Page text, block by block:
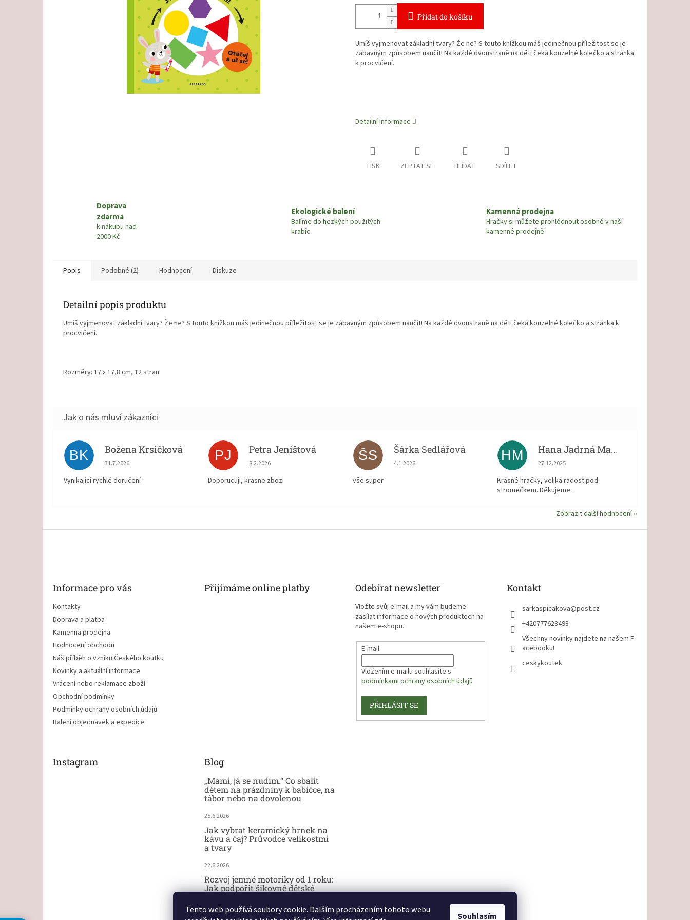
Tento web používá soubory cookie. Dalším procházením tohoto webu
Souhlasím
Přidat do košíku
Umíš vyjmenovat základní tvary? Že ne? S touto knížkou máš jedinečnou příležitost se je
zábavným způsobem naučit! Na každé dvoustraně na děti čeká kouzelné kolečko a stránka
k procvičení.
Detailní informace
TISK ZEPTAT SE HLÍDAT SDÍLET
Doprava
zdarma
k nákupu nad
2000 Kč
Ekologické balení
Balíme do hezkých použitých
krabic.
Kamenná prodejna
Hračky si můžete prohlédnout osobně v naší
kamenné prodejně
Popis Podobné (2) Hodnocení Diskuze
Detailní popis produktu
Umíš vyjmenovat základní tvary? Že ne? S touto knížkou máš jedinečnou příležitost se je zábavným způsobem naučit! Na každé dvoustraně na děti čeká kouzelné kolečko a stránka k
procvičení.
Rozměry: 17 x 17,8 cm, 12 stran
BK Božena Krsičková
Hodnocení obchodu je 5 z 5 hvězdiček.
31.7.2026
Vynikající rychlé doručení
PJ Petra Jeništová
Hodnocení obchodu je 5 z 5 hvězdiček.
8.2.2026
Doporucuji, krasne zbozi
ŠS Šárka Sedlářová
Hodnocení obchodu je 5 z 5 hvězdiček.
4.1.2026
vše super
HM Hana Jadrná Matějková
Hodnocení obchodu je 5 z 5 hvězdiček.
27.12.2025
Krásné hračky, veliká radost pod
stromečkem. Děkujeme.
Zobrazit další hodnocení
Informace pro vás
Kontakty
Doprava a platba
Kamenná prodejna
Hodnocení obchodu
Náš příběh o vzniku Českého koutku
Novinky a aktuální informace
Vrácení nebo reklamace zboží
Obchodní podmínky
Podmínky ochrany osobních údajů
Balení objednávek a expedice
Přijímáme online platby Odebírat newsletter
Vložte svůj e-mail a my vám budeme
zasílat informace o nových produktech na
našem e-shopu.
E-mail
Vložením e-mailu souhlasíte s
podmínkami ochrany osobních údajů
PŘIHLÁSIT SE
Kontakt
sarkaspicakova@post.cz
+420777623498
Všechny novinky najdete na našem F
acebooku!
ceskykoutek
Instagram Blog
„Mami, já se nudím.“ Co sbalit
dětem na prázdniny k babičce, na
tábor nebo na dovolenou
25.6.2026
Jak vybrat keramický hrnek na
kávu a čaj? Průvodce velikostmi
a tvary
22.6.2026
Rozvoj jemné motoriky od 1 roku:
Jak podpořit šikovné dětské
18.6.2026